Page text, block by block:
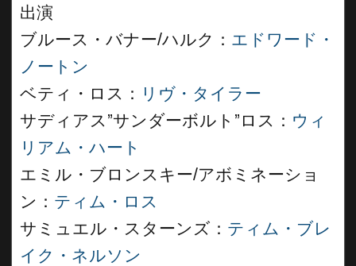
出演
ブルース・バナー/ハルク： エドワード・
ノートン
ベティ・ロス： リヴ・タイラー
サディアス”サンダーボルト”ロス： ウィ
リアム・ハート
エミル・ブロンスキー/アボミネーショ
ン： ティム・ロス
サミュエル・スターンズ： ティム・ブレ
イク・ネルソン